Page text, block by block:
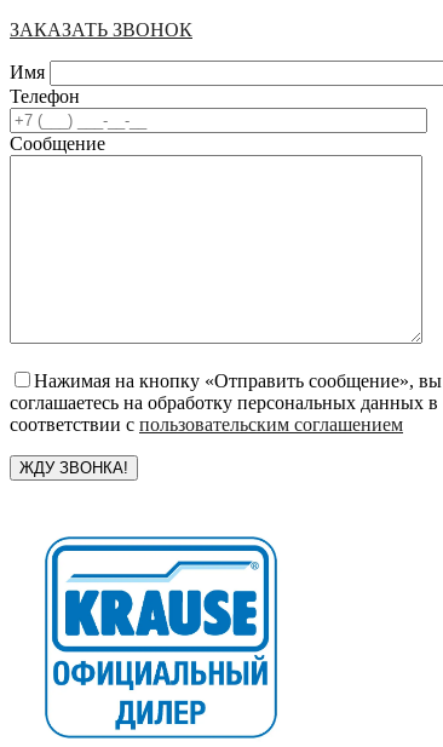
ЗАКАЗАТЬ ЗВОНОК
Имя
Телефон
Сообщение
Нажимая на кнопку «Отправить сообщение», вы
соглашаетесь на обработку персональных данных в
соответствии с пользовательским соглашением